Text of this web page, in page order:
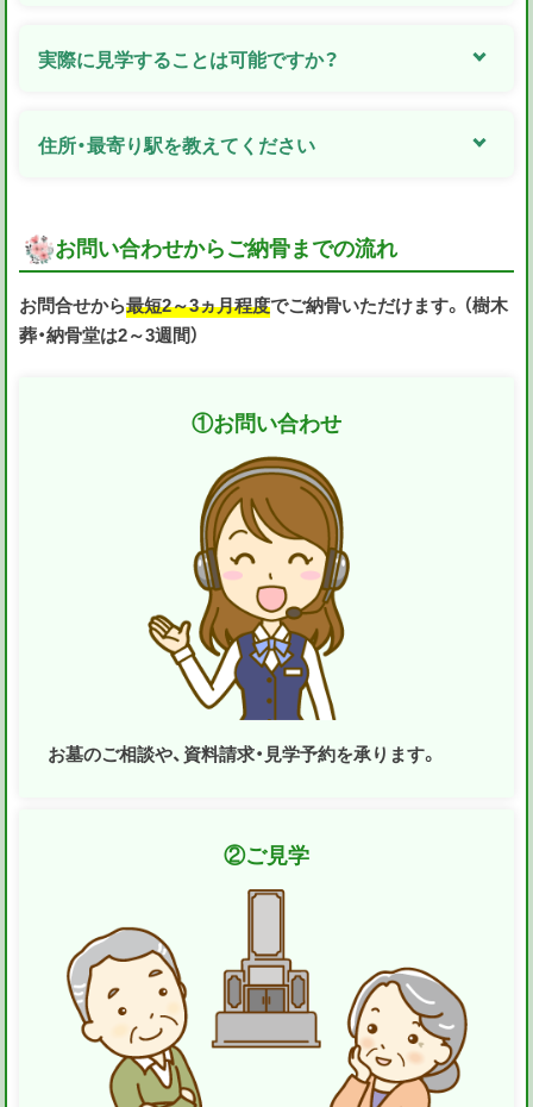
実際に見学することは可能ですか？
住所・最寄り駅を教えてください
お問い合わせからご納骨までの流れ
お問合せから最短2～3ヵ月程度でご納骨いただけます。（樹木
葬・納骨堂は2～3週間）
①お問い合わせ
お墓のご相談や、資料請求・見学予約を承ります。
②ご見学